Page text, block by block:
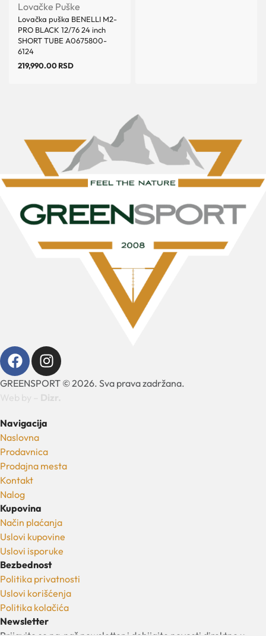
Lovačke Puške
Lovačka puška BENELLI M2-
PRO BLACK 12/76 24 inch
SHORT TUBE A0675800-
6124
219,990.00RSD
GREENSPORT © 2026. Sva prava zadržana.
Navigacija
Naslovna
Prodavnica
Prodajna mesta
Kontakt
Nalog
Kupovina
Način plaćanja
Uslovi kupovine
Uslovi isporuke
Bezbednost
Politika privatnosti
Uslovi korišćenja
Politika kolačića
Newsletter